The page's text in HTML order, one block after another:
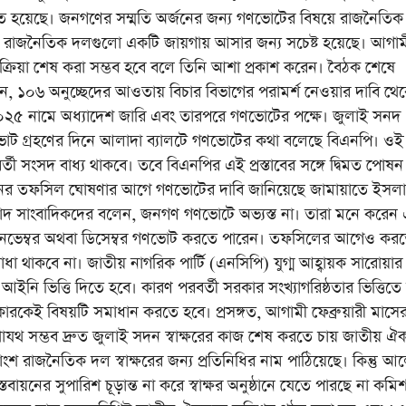
জনগণের সম্মতি অর্জনের জন্য গণভোটের বিষয়ে রাজনৈতিক
দলগুলো একটি জায়গায় আসার জন্য সচেষ্ট হয়েছে।
শেষ করা সম্ভব হবে বলে তিনি আশা প্রকাশ করেন। বৈঠক শেষে
১০৬ অনুচ্ছেদের আওতায় বিচার বিভাগের পরামর্শ নেওয়ার দাবি
নামে অধ্যাদেশ জারি এবং তারপরে গণভোটের পক্ষে। জুলাই সনদ
গ্রহণের দিনে আলাদা ব্যালটে গণভোটের কথা বলেছে বিএনপি।
সংসদ বাধ্য থাকবে। তবে বিএনপির এই প্রস্তাবের সঙ্গে দ্বিমত
তফসিল ঘোষণার আগে গণভোটের দাবি জানিয়েছে জামায়াতে
সাংবাদিকদের বলেন, জনগণ গণভোটে অভ্যস্ত না। তারা মনে করেন
অথবা ডিসেম্বর গণভোট করতে পারেন। তফসিলের আগেও
থাকবে না। জাতীয় নাগরিক পার্টি (এনসিপি) যুগ্ম আহ্বায়ক
ভিত্তি দিতে হবে। কারণ পরবর্তী সরকার সংখ্যাগরিষ্ঠতার ভিত্তিতে
বিষয়টি সমাধান করতে হবে। প্রসঙ্গত, আগামী ফেব্রুয়ারী
সম্ভব দ্রুত জুলাই সদন স্বাক্ষরের কাজ শেষ করতে চায় জাতীয়
রাজনৈতিক দল স্বাক্ষরের জন্য প্রতিনিধির নাম পাঠিয়েছে। কিন্তু
সুপারিশ চূড়ান্ত না করে স্বাক্ষর অনুষ্ঠানে যেতে পারছে না